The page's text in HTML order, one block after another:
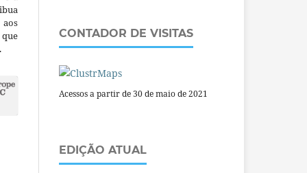
CONTADOR DE VISITAS
Acessos a partir de 30 de maio de 2021
EDIÇÃO ATUAL